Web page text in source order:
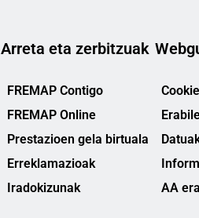
Arreta eta zerbitzuak
FREMAP Contigo
FREMAP Online
Prestazioen gela birtuala
Erreklamazioak
Iradokizunak
AA